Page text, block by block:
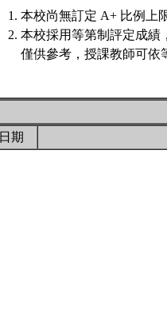
本校尚無訂定 A+ 比例上
本校採用等第制評定成績
僅供參考，授課教師可依
日期